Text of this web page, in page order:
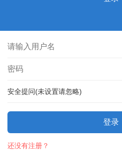
安全提问(未设置请忽略)
登录
还没有注册？